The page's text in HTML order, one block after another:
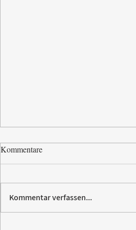
Kommentare
Kommentar verfassen...